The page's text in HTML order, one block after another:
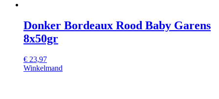
Donker Bordeaux Rood Baby Garens
8x50gr
€ 23,97
Winkelmand